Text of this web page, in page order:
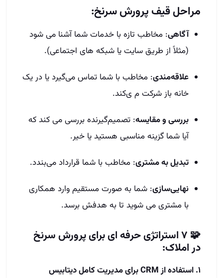
مراحل قیف پرورش سرنخ:
آگاهی: مخاطب تازه با خدمات شما آشنا می‌ شود
(مثلاً از طریق سایت یا شبکه‌ های اجتماعی).
علاقه‌مندی: مخاطب با شما تماس می‌گیرد یا در یک
خانه باز شرکت م ی‌کند.
بررسی و مقایسه: تصمیم‌گیرنده بررسی می‌ کند که
آیا شما گزینه مناسبی هستید یا خیر.
تبدیل به مشتری: مخاطب با شما قرارداد می‌بندد.
نهایی‌سازی: شما به‌ صورت مستقیم وارد همکاری
با مشتری می‌ شوید تا به هدفش برسد.
🧩 ۷ استراتژی حرفه‌ ای برای پرورش سرنخ
در املاک:
۱. استفاده از CRM برای مدیریت کامل دیتابیس